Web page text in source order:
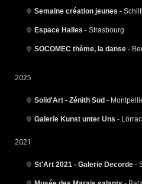
Semaine création jeunes -
Espace Halles - Strasbourg
SOCOMEC thème, la danse -
2025
Solid'Art - Zénith Sud -
Galerie Kunst unter Uns -
2021
St'Art 2021 - Galerie Decorde -